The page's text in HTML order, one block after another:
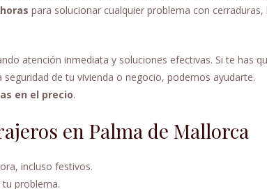
para solucionar cualquier problema con cerraduras,
atención inmediata y soluciones efectivas. Si te has
de tu vivienda o negocio, podemos ayudarte.
en el precio.
en Palma de Mallorca
incluso festivos.
problema.